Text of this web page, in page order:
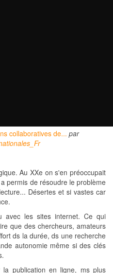
collaboratives de... par
Au XXe on s'en préoccupait
permis de résoudre le problème
Désertes et si vastes car
avec les sites internet. Ce qui
que des chercheurs, amateurs
ds la durée, ds une recherche
autonomie même si des clés
la publication en ligne, ms plus